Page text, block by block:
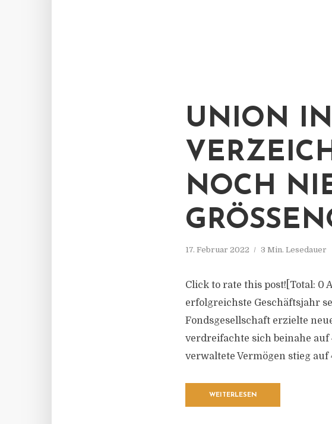
UNION
NOCH
17. Februar 2022 3 Min. Lesedauer
Click to rate this post![Total: 0
erfolgreichste Geschäftsjahr
Fondsgesellschaft erzielte
verdreifachte sich beinahe auf
verwaltete Vermögen stieg auf
WEITERLESEN